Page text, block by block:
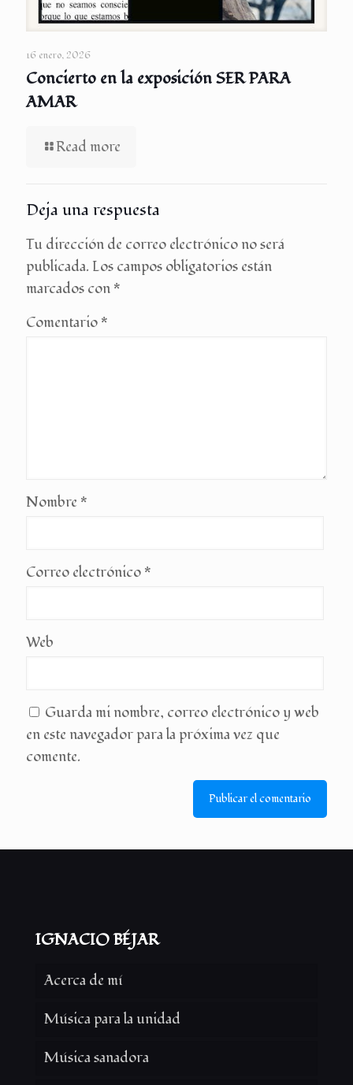
16 enero, 2026
Concierto en la exposición SER PARA
AMAR
Read more
Deja una respuesta
Tu dirección de correo electrónico no será
publicada. Los campos obligatorios están
marcados con *
Comentario *
Nombre *
Correo electrónico *
Web
Guarda mi nombre, correo electrónico y web
en este navegador para la próxima vez que
comente.
IGNACIO BÉJAR
Acerca de mí
Música para la unidad
Música sanadora